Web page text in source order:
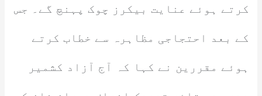
کرتے ہوئے عنایت بیکرز چوک پہنچ گے۔ جس
کے بعد احتجاجی مظاہرہ سے خطاب کرتے
ہوئے مقررین نے کہا کہ آج آزاد کشمیر